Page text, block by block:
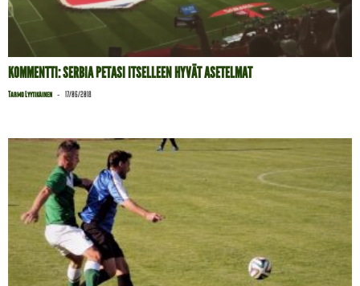
KOMMENTTI: SERBIA PETASI ITSELLEEN HYVÄT ASETELMAT
Tarmo Lyytikäinen - 17/06/2018